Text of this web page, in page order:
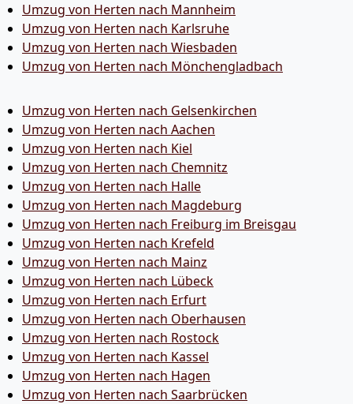
Umzug von Herten nach Mannheim
Umzug von Herten nach Karlsruhe
Umzug von Herten nach Wiesbaden
Umzug von Herten nach Mönchen­gladbach
Umzug von Herten nach Gelsenkirchen
Umzug von Herten nach Aachen
Umzug von Herten nach Kiel
Umzug von Herten nach Chemnitz
Umzug von Herten nach Halle
Umzug von Herten nach Magdeburg
Umzug von Herten nach Freiburg im Breisgau
Umzug von Herten nach Krefeld
Umzug von Herten nach Mainz
Umzug von Herten nach Lübeck
Umzug von Herten nach Erfurt
Umzug von Herten nach Oberhausen
Umzug von Herten nach Rostock
Umzug von Herten nach Kassel
Umzug von Herten nach Hagen
Umzug von Herten nach Saarbrücken